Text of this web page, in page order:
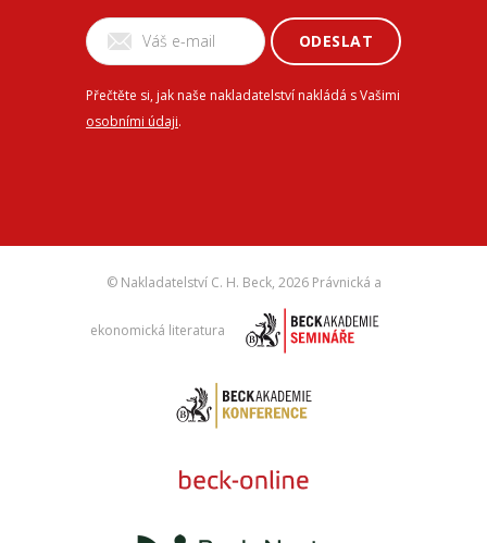
ODESLAT
Přečtěte si, jak naše nakladatelství nakládá s Vašimi
osobními údaji.
© Nakladatelství C. H. Beck, 2026 Právnická a
ekonomická literatura